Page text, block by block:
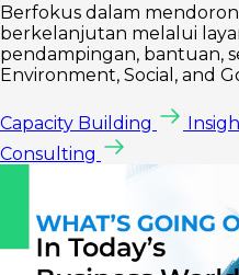
Berfokus dalam
berkelanjutan melalui
pendampingan, bantuan,
Environment, Social, and
Capacity Building
Consulting